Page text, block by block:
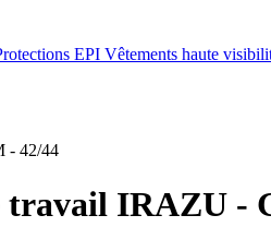
EPI Vêtements haute
- 42/44
travail IRAZU -